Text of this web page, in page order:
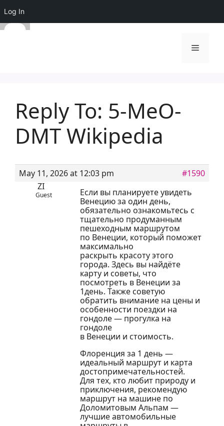
Log In
Skip
Menu
Reply To: 5-MeO-
DMT Wikipedia
May 11, 2026 at 12:03 pm
#1590
ZI
Guest
Если вы планируете увидеть
Венецию за один день,
обязательно ознакомьтесь с
тщательно продуманным
пешеходным маршрутом
по Венеции, который поможет
максимально
раскрыть красоту этого
города. Здесь вы найдёте
карту и советы, что
посмотреть в Венеции за
1день. Также советую
обратить внимание на цены и
особенности поездки на
гондоле — прогулка на
гондоле
в Венеции и стоимость.
Флоренция за 1 день —
идеальный маршрут и карта
достопримечательностей.
Для тех, кто любит природу и
приключения, рекомендую
маршрут на машине по
Доломитовым Альпам —
лучшие автомобильные